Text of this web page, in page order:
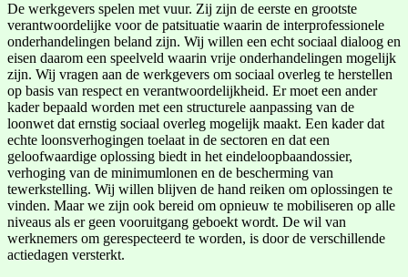
De werkgevers spelen met vuur. Zij zijn de eerste en grootste
verantwoordelijke voor de patsituatie waarin de interprofessionele
onderhandelingen beland zijn. Wij willen een echt sociaal dialoog en
eisen daarom een speelveld waarin vrije onderhandelingen mogelijk
zijn. Wij vragen aan de werkgevers om sociaal overleg te herstellen
op basis van respect en verantwoordelijkheid. Er moet een ander
kader bepaald worden met een structurele aanpassing van de
loonwet dat ernstig sociaal overleg mogelijk maakt. Een kader dat
echte loonsverhogingen toelaat in de sectoren en dat een
geloofwaardige oplossing biedt in het eindeloopbaandossier,
verhoging van de minimumlonen en de bescherming van
tewerkstelling. Wij willen blijven de hand reiken om oplossingen te
vinden. Maar we zijn ook bereid om opnieuw te mobiliseren op alle
niveaus als er geen vooruitgang geboekt wordt. De wil van
werknemers om gerespecteerd te worden, is door de verschillende
actiedagen versterkt.